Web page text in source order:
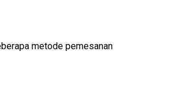
metode pemesanan